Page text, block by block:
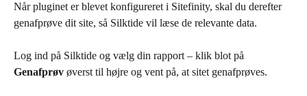
Når pluginet er blevet konfigureret i Sitefinity, skal du derefter
genafprøve dit site, så Silktide vil læse de relevante data.
Log ind på Silktide og vælg din rapport – klik blot på
Genafprøv øverst til højre og vent på, at sitet genafprøves.